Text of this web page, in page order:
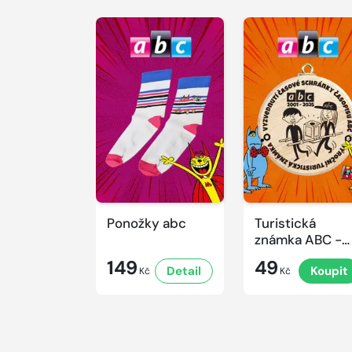
Ponožky abc
149 Kč Detail
Turistická
známka ABC -
schránka v ZOO
49 Kč Koupit